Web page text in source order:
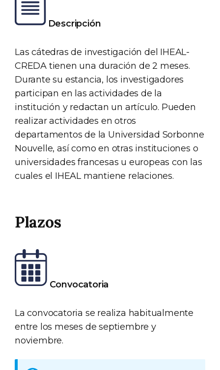
Descripción
Las cátedras de investigación del IHEAL-
CREDA tienen una duración de 2 meses.
Durante su estancia, los investigadores
participan en las actividades de la
institución y redactan un artículo. Pueden
realizar actividades en otros
departamentos de la Universidad Sorbonne
Nouvelle, así como en otras instituciones o
universidades francesas u europeas con las
cuales el IHEAL mantiene relaciones.
Plazos
Convocatoria
La convocatoria se realiza habitualmente
entre los meses de septiembre y
noviembre.